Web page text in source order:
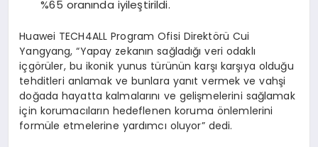
%65 oranında iyileştirildi.
Huawei TECH4ALL Program Ofisi Direktörü Cui
Yangyang, “Yapay zekanın sağladığı veri odaklı
içgörüler, bu ikonik yunus türünün karşı karşıya olduğu
tehditleri anlamak ve bunlara yanıt vermek ve vahşi
doğada hayatta kalmalarını ve gelişmelerini sağlamak
için korumacıların hedeflenen koruma önlemlerini
formüle etmelerine yardımcı oluyor” dedi.